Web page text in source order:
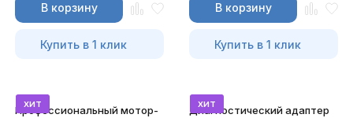
В корзину
Купить в 1 клик
В корзину
Купить в 1 клик
хит
Профессиональный мотор-
хит
Диагностический адаптер